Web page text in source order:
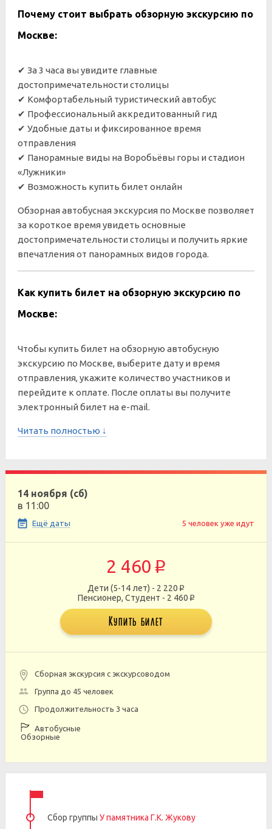
Почему стоит выбрать обзорную экскурсию по
Москве:
✔ За 3 часа вы увидите главные
достопримечательности столицы
✔ Комфортабельный туристический автобус
✔ Профессиональный аккредитованный гид
✔ Удобные даты и фиксированное время
отправления
✔ Панорамные виды на Воробьёвы горы и стадион
«Лужники»
✔ Возможность купить билет онлайн
Обзорная автобусная экскурсия по Москве позволяет
за короткое время увидеть основные
достопримечательности столицы и получить яркие
впечатления от панорамных видов города.
Как купить билет на обзорную экскурсию по
Москве:
Чтобы купить билет на обзорную автобусную
экскурсию по Москве, выберите дату и время
отправления, укажите количество участников и
перейдите к оплате. После оплаты вы получите
электронный билет на e-mail.
Читать полностью ↓
14 ноября (сб)
в 11:00
Ещё даты 5 человек уже идут
2 460 p
Дети (5-14 лет) - 2 220 p
Пенсионер, Студент - 2 460 p
Купить билет
Сборная экскурсия с экскурсоводом
Группа до 45 человек
Продолжительность 3 часа
Автобусные
Обзорные
Сбор группы У памятника Г.К. Жукову